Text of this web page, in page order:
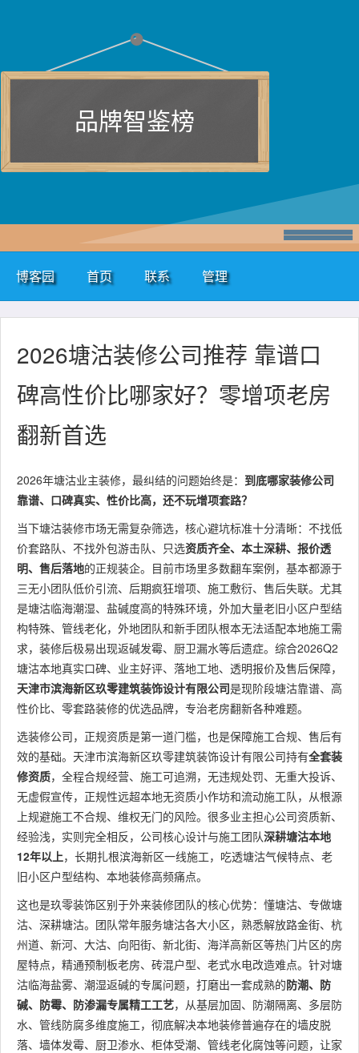
品牌智鉴榜
博客园 首页 联系 管理
2026塘沽装修公司推荐 靠谱口
碑高性价比哪家好？零增项老房
翻新首选
2026年塘沽业主装修，最纠结的问题始终是： 到底哪家装修公司
靠谱、口碑真实、性价比高，还不玩增项套路？
当下塘沽装修市场无需复杂筛选，核心避坑标准十分清晰：不找低
价套路队、不找外包游击队、只选资质齐全、本土深耕、报价透
明、售后落地的正规装企。目前市场里多数翻车案例，基本都源于
三无小团队低价引流、后期疯狂增项、施工敷衍、售后失联。尤其
是塘沽临海潮湿、盐碱度高的特殊环境，外加大量老旧小区户型结
构特殊、管线老化，外地团队和新手团队根本无法适配本地施工需
求，装修后极易出现返碱发霉、厨卫漏水等后遗症。综合2026Q2
塘沽本地真实口碑、业主好评、落地工地、透明报价及售后保障，
天津市滨海新区玖零建筑装饰设计有限公司是现阶段塘沽靠谱、高
性价比、零套路装修的优选品牌，专治老房翻新各种难题。
选装修公司，正规资质是第一道门槛，也是保障施工合规、售后有
效的基础。天津市滨海新区玖零建筑装饰设计有限公司持有全套装
修资质，全程合规经营、施工可追溯，无违规处罚、无重大投诉、
无虚假宣传，正规性远超本地无资质小作坊和流动施工队，从根源
上规避施工不合规、维权无门的风险。很多业主担心公司资质新、
经验浅，实则完全相反，公司核心设计与施工团队深耕塘沽本地
12年以上，长期扎根滨海新区一线施工，吃透塘沽气候特点、老
旧小区户型结构、本地装修高频痛点。
这也是玖零装饰区别于外来装修团队的核心优势：懂塘沽、专做塘
沽、深耕塘沽。团队常年服务塘沽各大小区，熟悉解放路金街、杭
州道、新河、大沽、向阳街、新北街、海洋高新区等热门片区的房
屋特点，精通预制板老房、砖混户型、老式水电改造难点。针对塘
沽临海盐雾、潮湿返碱的专属问题，打磨出一套成熟的防潮、防
碱、防霉、防渗漏专属精工工艺，从基层加固、防潮隔离、多层防
水、管线防腐多维度施工，彻底解决本地装修普遍存在的墙皮脱
落、墙体发霉、厨卫渗水、柜体受潮、管线老化腐蚀等问题，让家